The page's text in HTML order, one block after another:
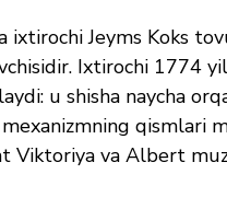
ixtirochi Jeyms Koks
Ixtirochi 1774
u shisha naycha
qismlari
Viktoriya va Albert